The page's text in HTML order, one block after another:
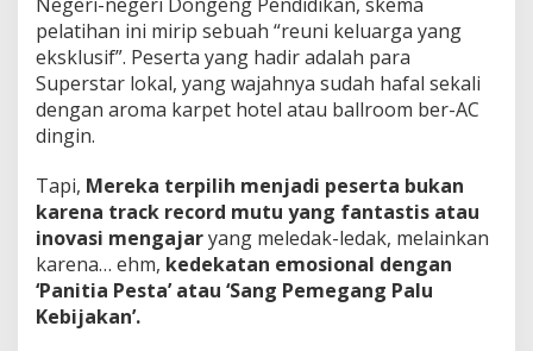
pelatihan ini mirip sebuah “reuni keluarga yang
eksklusif”. Peserta yang hadir adalah para
Superstar lokal, yang wajahnya sudah hafal sekali
dengan aroma karpet hotel atau ballroom ber-AC
dingin.
Tapi, Mereka terpilih menjadi peserta bukan
karena track record mutu yang fantastis atau
inovasi mengajaryang meledak-ledak, melainkan
karena… ehm, kedekatan emosional dengan
‘Panitia Pesta’ atau ‘Sang Pemegang Palu
Kebijakan’.